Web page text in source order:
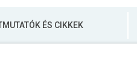
ÉS CIKKEK